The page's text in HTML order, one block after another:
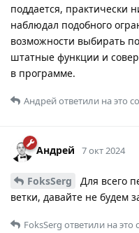
поддается, практически
наблюдал подобного
возможности выбирать
штатные функции и
в программе.
Андрейответили на это
Андрей 7 окт 2024
FoksSerg
Для всего
ветки, давайте не будем
FoksSerg ответили на